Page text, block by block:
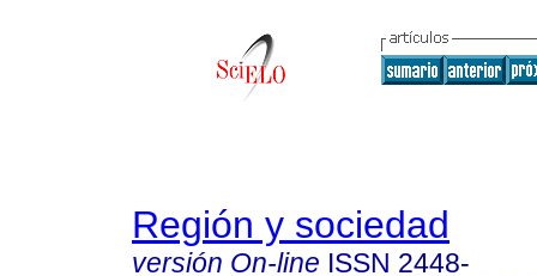
Región y sociedad
versión On-line ISSN 2448-